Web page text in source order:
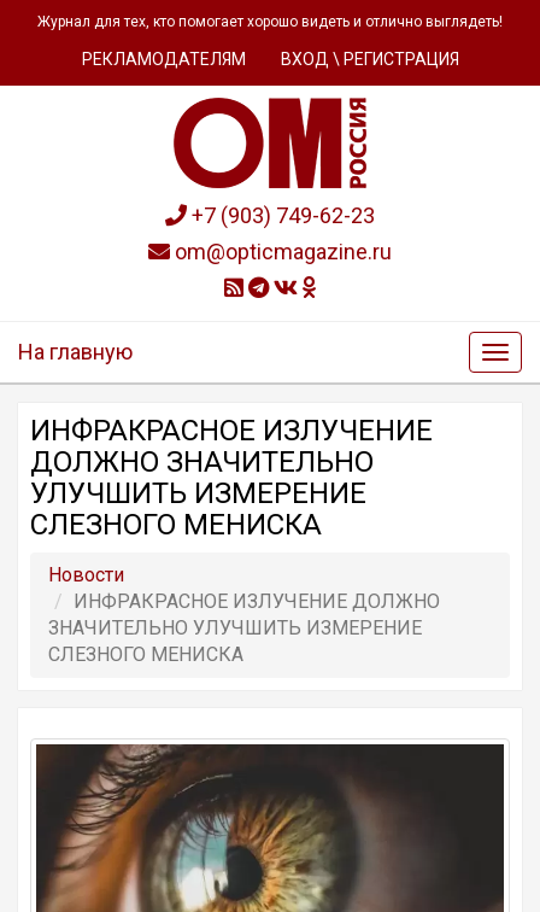
Журнал для тех, кто помогает хорошо видеть и отлично выглядеть!
РЕКЛАМОДАТЕЛЯМ ВХОД \ РЕГИСТРАЦИЯ
+7 (903) 749-62-23
om@opticmagazine.ru
На главную
ИНФРАКРАСНОЕ ИЗЛУЧЕНИЕ
ДОЛЖНО ЗНАЧИТЕЛЬНО
УЛУЧШИТЬ ИЗМЕРЕНИЕ
СЛЕЗНОГО МЕНИСКА
Новости
ИНФРАКРАСНОЕ ИЗЛУЧЕНИЕ ДОЛЖНО
ЗНАЧИТЕЛЬНО УЛУЧШИТЬ ИЗМЕРЕНИЕ
СЛЕЗНОГО МЕНИСКА